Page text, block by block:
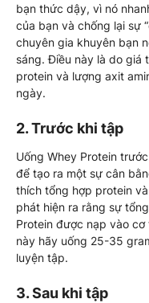
bạn thức dậy, vì nó
của bạn và chống lại sự
chuyên gia khuyên bạn
sáng. Điều này là do giá
protein và lượng axit
ngày.
2. Trước khi tập
Uống Whey Protein
để tạo ra một sự cân
thích tổng hợp protein
phát hiện ra rằng sự
Protein được nạp vào
này hãy uống 25-35
luyện tập.
3. Sau khi tập